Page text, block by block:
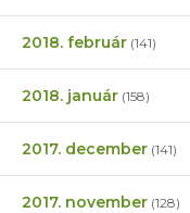
2018. február (141)
2018. január (158)
2017. december (141)
2017. november (128)